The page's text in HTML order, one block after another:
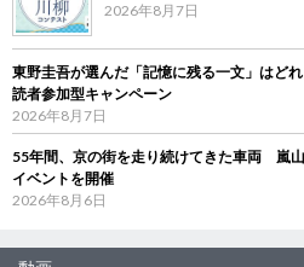
2026年8月7日
東野圭吾が選んだ「記憶に残る一文」はど
読者参加型キャンペーン
2026年8月7日
55年間、京の街を走り続けてきた車両 嵐
イベントを開催
2026年8月6日